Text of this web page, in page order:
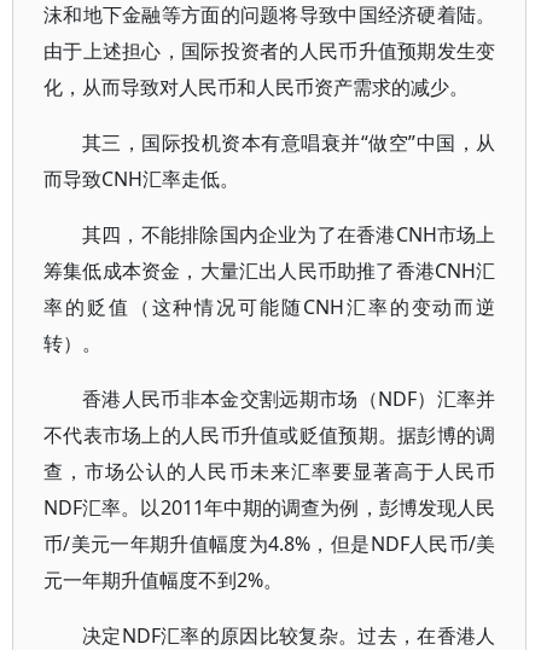
沫和地下金融等方面的问题将导致中国经济硬着陆。
由于上述担心，国际投资者的人民币升值预期发生变
化，从而导致对人民币和人民币资产需求的减少。
其三，国际投机资本有意唱衰并“做空”中国，从
而导致CNH汇率走低。
其四，不能排除国内企业为了在香港CNH市场上
筹集低成本资金，大量汇出人民币助推了香港CNH汇
率的贬值（这种情况可能随CNH汇率的变动而逆
转）。
香港人民币非本金交割远期市场（NDF）汇率并
不代表市场上的人民币升值或贬值预期。据彭博的调
查，市场公认的人民币未来汇率要显著高于人民币
NDF汇率。以2011年中期的调查为例，彭博发现人民
币/美元一年期升值幅度为4.8%，但是NDF人民币/美
元一年期升值幅度不到2%。
决定NDF汇率的原因比较复杂。过去，在香港人